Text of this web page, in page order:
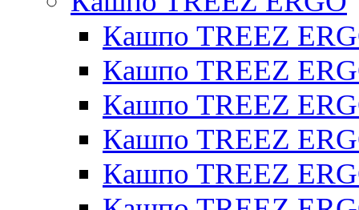
Кашпо TREEZ
Кашпо TREEZ
Кашпо TREEZ
Кашпо TREEZ
Кашпо TREEZ